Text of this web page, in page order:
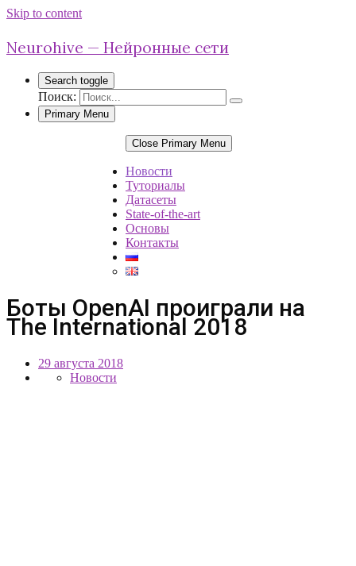
Skip to content
Neurohive — Нейронные сети
Search toggle
Поиск:
Primary Menu
Close Primary Menu
Новости
Туториалы
Датасеты
State-of-the-art
Основы
Контакты
Боты OpenAI проиграли на
The International 2018
29 августа 2018
Новости